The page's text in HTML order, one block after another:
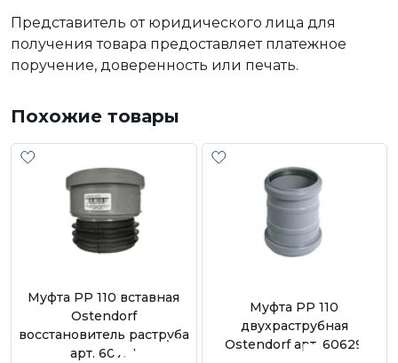
Представитель от юридического лица для
получения товара предоставляет платежное
поручение, доверенность или печать.
Похожие товары
Муфта РР 110 вставная
Ostendorf
восстановитель раструба
арт. 60731
Муфта РР 110
двухраструбная
Ostendorf арт. 60629